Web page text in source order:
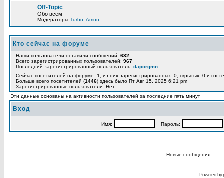
Off-Topic
Обо всем
Модераторы Turbo Amon
Кто сейчас на форуме
Наши пользователи оставили сообщений: 632
Всего зарегистрированных пользователей: 967
Последний зарегистрированный пользователь: daporgmn
Сейчас посетителей на форуме: 1
, из них зарегистрированных: 0, скрытых: 0 и
Больше всего посетителей (1446) здесь было Пт Авг 15, 2025 6:21 pm
Зарегистрированные пользователи: Нет
Эти данные основаны на активности пользователей за последние пять минут
Вход
Имя: Пароль:
Новые сообщения
Powered by